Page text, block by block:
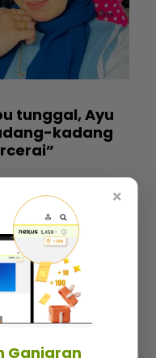
tunggal, Ayu
kadang
×
Ganjaran